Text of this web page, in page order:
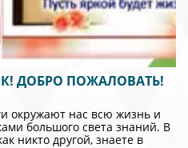
ДОБРО ПОЖАЛОВАТЬ!
окружают нас всю жизнь и
большого света знаний. В
никто другой, знаете в